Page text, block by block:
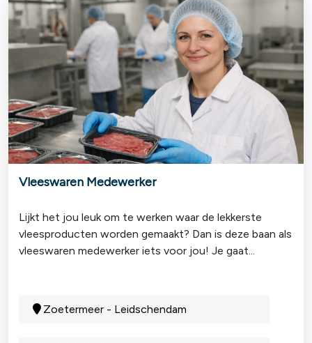
Vleeswaren Medewerker
Zoetermeer - Leidschendam
Lijkt het jou leuk om te werken waar de lekkerste
vleesproducten worden gemaakt? Dan is deze baan als
vleeswaren medewerker iets voor jou! Je gaat...